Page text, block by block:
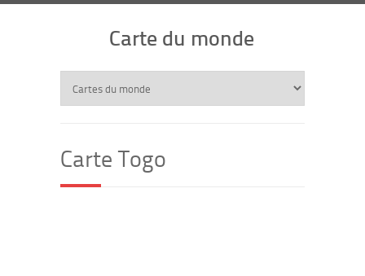
Carte du monde
Carte Togo